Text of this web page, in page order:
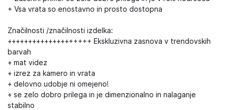
+ Vsa vrata so enostavno in prosto dostopna
Značilnosti /značilnosti izdelka:
++++++++++++++++++++ Ekskluzivna zasnova v trendovskih
barvah
+ mat videz
+ izrez za kamero in vrata
+ delovno udobje ni omejeno!
+ se zelo dobro prilega in je dimenzionalno in nalaganje
stabilno